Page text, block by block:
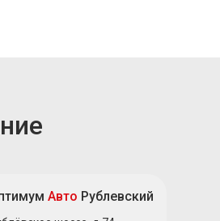
Авто Рублевский